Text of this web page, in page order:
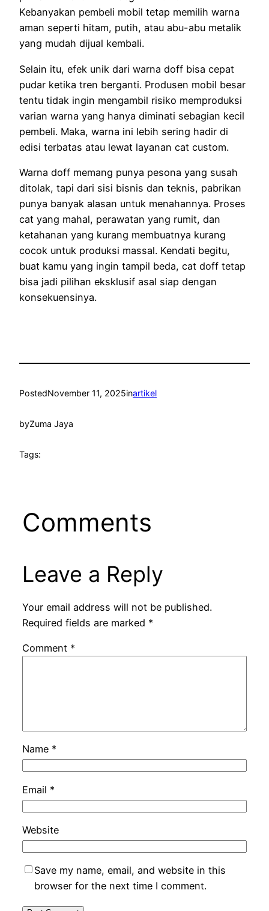
Kebanyakan pembeli mobil tetap memilih warna
aman seperti hitam, putih, atau abu-abu metalik
yang mudah dijual kembali.
Selain itu, efek unik dari warna doff bisa cepat
pudar ketika tren berganti. Produsen mobil besar
tentu tidak ingin mengambil risiko memproduksi
varian warna yang hanya diminati sebagian kecil
pembeli. Maka, warna ini lebih sering hadir di
edisi terbatas atau lewat layanan cat custom.
Warna doff memang punya pesona yang susah
ditolak, tapi dari sisi bisnis dan teknis, pabrikan
punya banyak alasan untuk menahannya. Proses
cat yang mahal, perawatan yang rumit, dan
ketahanan yang kurang membuatnya kurang
cocok untuk produksi massal. Kendati begitu,
buat kamu yang ingin tampil beda, cat doff tetap
bisa jadi pilihan eksklusif asal siap dengan
konsekuensinya.
PostedNovember 11, 2025inartikel
byZuma Jaya
Tags:
Comments
Leave a Reply
Your email address will not be published.
Required fields are marked *
Comment *
Name *
Email *
Website
Save my name, email, and website in this
browser for the next time I comment.